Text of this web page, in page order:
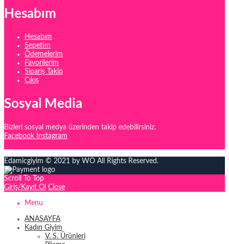
Hesabım
Hesabım
Sepetim
Ödemelerim
Favorilerim
Sipariş Takip
Çıkış
Sosyal Media
Bizleri sosyal medya üzerinden takip edebilirsiniz.
Facebook
Instagram
Edamicgiyim © 2021 by WO All Rights Reserved.
Scroll To Top
Giriş/Kayıt Ol Close
Menu
ANASAYFA
Kadın Giyim
V. S. Ürünleri